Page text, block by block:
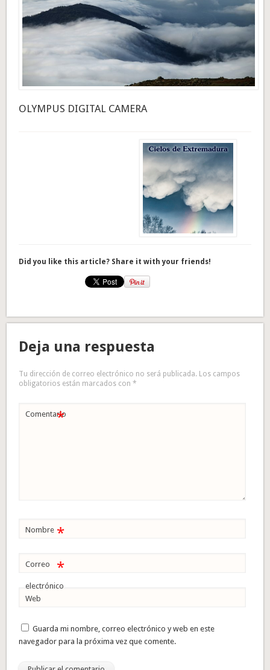
OLYMPUS DIGITAL CAMERA
Did you like this article? Share it with your friends!
Deja una respuesta
Tu dirección de correo electrónico no será publicada. Los campos
obligatorios están marcados con*
Comentario
*
Nombre *
Correo
electrónico
*
Web
Guarda mi nombre, correo electrónico y web en este
navegador para la próxima vez que comente.